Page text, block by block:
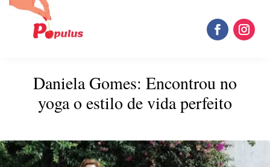
Daniela Gomes: Encontrou no
yoga o estilo de vida perfeito